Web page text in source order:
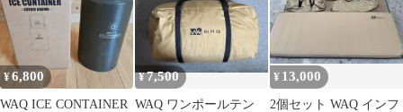
¥6,800
WAQ ICE CONTAINER
¥7,500
WAQ ワンポールテン
¥ 13,000
2個セット WAQ インフ